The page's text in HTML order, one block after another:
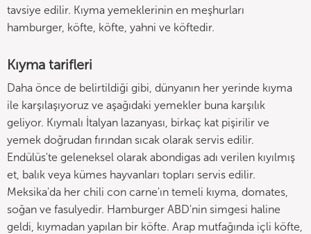
tavsiye edilir. Kıyma yemeklerinin en meşhurları
hamburger, köfte, köfte, yahni ve köftedir.
Kıyma tarifleri
Daha önce de belirtildiği gibi, dünyanın her yerinde kıyma
ile karşılaşıyoruz ve aşağıdaki yemekler buna karşılık
geliyor. Kıymalı İtalyan lazanyası, birkaç kat pişirilir ve
yemek doğrudan fırından sıcak olarak servis edilir.
Endülüs'te geleneksel olarak abondigas adı verilen kıyılmış
et, balık veya kümes hayvanları topları servis edilir.
Meksika'da her chili con carne'ın temeli kıyma, domates,
soğan ve fasulyedir. Hamburger ABD'nin simgesi haline
geldi, kıymadan yapılan bir köfte. Arap mutfağında içli köfte,